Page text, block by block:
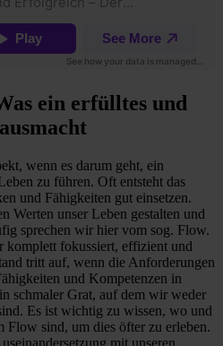
ein erfülltes und
wenn es darum geht, ein
zu führen. Oft entsteht das
und Fähigkeiten gut einsetzen.
Werten unser Leben gestalten und
sprechen wir hier vom sog. Flow.
komplett fokussiert, effizient und
tritt auf, wenn die Anforderungen
und Kompetenzen in
schmaler Grat, auf dem wir weder
Es ist wichtig zu wissen, wo und
sind, um dies öfter zu erleben.
mit unseren